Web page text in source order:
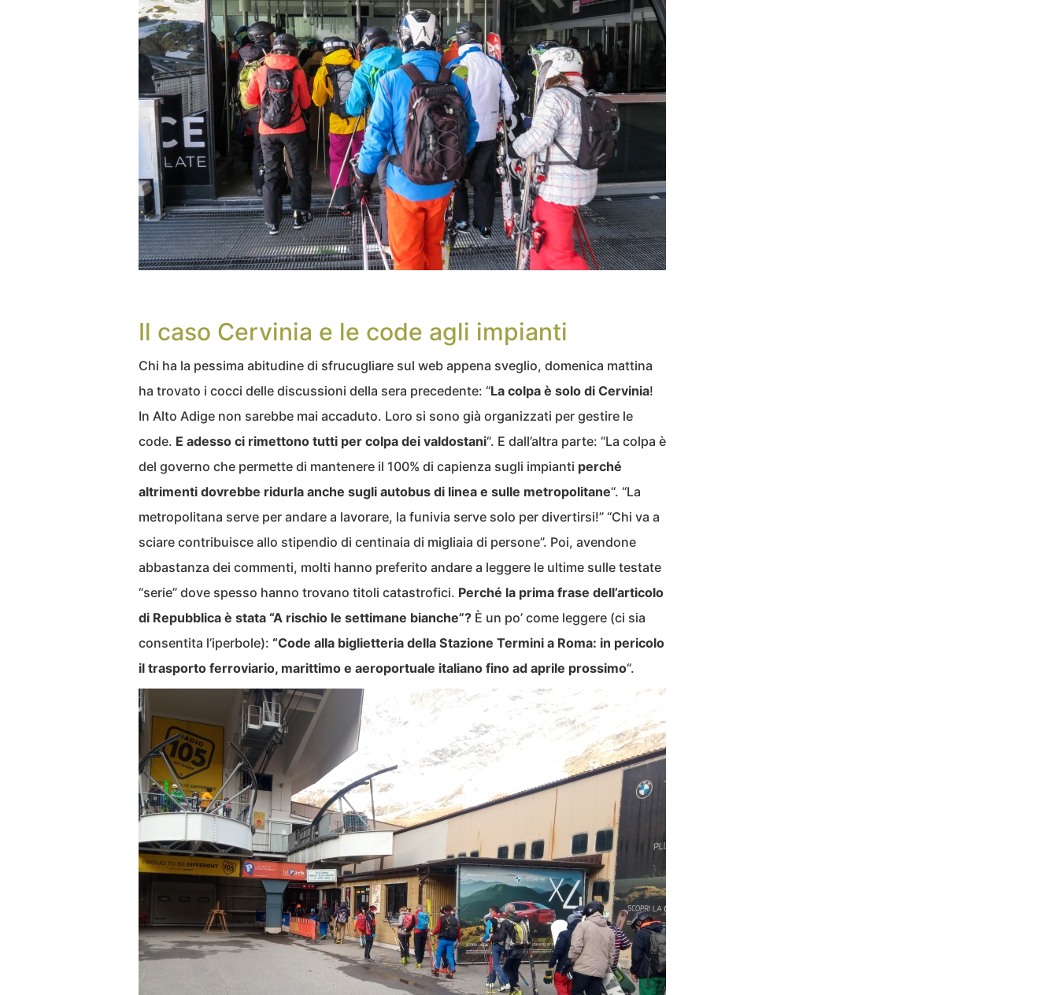
Il caso Cervinia e le code agli impianti
Chi ha la pessima abitudine di sfrucugliare sul web appena sveglio, domenica mattina
ha trovato i cocci delle discussioni della sera precedente: “La colpa è solo di Cervinia!
In Alto Adige non sarebbe mai accaduto. Loro si sono già organizzati per gestire le
code. E adesso ci rimettono tutti per colpa dei valdostani“. E dall’altra parte: “La colpa è
del governo che permette di mantenere il 100% di capienza sugli impianti perché
altrimenti dovrebbe ridurla anche sugli autobus di linea e sulle metropolitane“. “La
metropolitana serve per andare a lavorare, la funivia serve solo per divertirsi!” “Chi va a
sciare contribuisce allo stipendio di centinaia di migliaia di persone”. Poi, avendone
abbastanza dei commenti, molti hanno preferito andare a leggere le ultime sulle testate
“serie” dove spesso hanno trovano titoli catastrofici. Perché la prima frase dell’articolo
di Repubblica è stata “A rischio le settimane bianche”? È un po’ come leggere (ci sia
consentita l’iperbole): “Code alla biglietteria della Stazione Termini a Roma: in pericolo
il trasporto ferroviario, marittimo e aeroportuale italiano fino ad aprile prossimo“.